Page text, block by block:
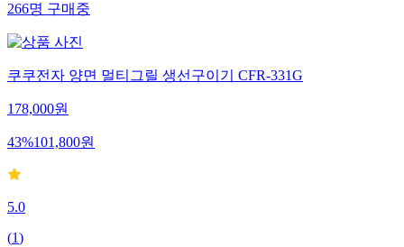
266명 구매중
쿠쿠전자 양면 멀티그릴 생선구이기 CFR-331G
178,000원
43%101,800원
5.0
(1)